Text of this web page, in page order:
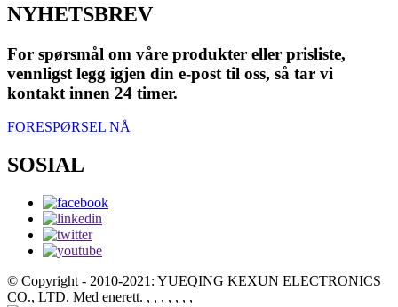
NYHETSBREV
For spørsmål om våre produkter eller prisliste,
vennligst legg igjen din e-post til oss, så tar vi
kontakt innen 24 timer.
FORESPØRSEL NÅ
SOSIAL
© Copyright - 2010-2021: YUEQING KEXUN ELECTRONICS
CO., LTD. Med enerett. , , , , , , ,